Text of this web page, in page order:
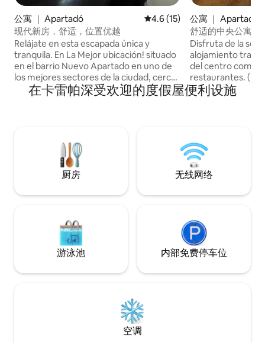
公寓 ｜ Apartadó 平均评分 4.6 分（满分 5 分）
4.6 (15)
现代新房，舒适，位置优越
Relájate en esta escapada única y
tranquila. En La Mejor ubicación! situado
en el barrio Nuevo Apartado en uno de
los mejores sectores de la ciudad, cerca
del barrio ortiz, zona de restaurantes,
supermercados, transporte público, en
principal, ventilador de techo en sala y
equipada (nevera, estufa, utensilios
básicos), Televisor Smart TV
公寓 ｜ Apartadó
舒适的中央公寓#2
Disfruta de la
alojamiento
del centro
restaurantes. ( si
olvides ajustar el
ya que el precio
在卡雷帕深受欢迎的度假屋便利设施
厨房 无线网络
游泳池 内部免费停车位
空调